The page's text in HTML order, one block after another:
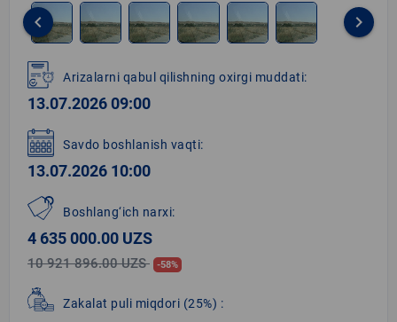
1
of
6
keyboard_arrow_left keyboard_arrow_right
Arizalarni qabul qilishning oxirgi muddati:
13.07.2026 09:00
Savdo boshlanish vaqti:
13.07.2026 10:00
Boshlang‘ich narxi:
4 635 000.00 UZS
10 921 896.00 UZS -58%
Zakalat puli miqdori (25%) :